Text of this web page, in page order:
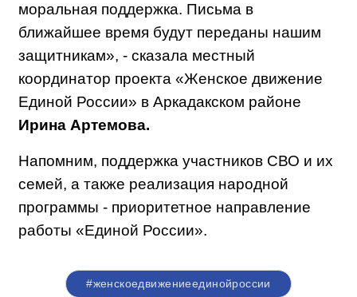
моральная поддержка. Письма в
ближайшее время будут переданы нашим
защитникам», - сказала местный
координатор проекта «Женское движение
Единой России» в Аркадакском районе
Ирина Артемова.
Напомним, поддержка участников СВО и их
семей, а также реализация народной
программы - приоритетное направление
работы «Единой России».
#женскоедвижениеединойроссии